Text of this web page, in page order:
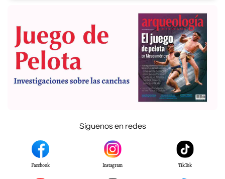
Síguenos en redes
Facebook Instagram TikTok